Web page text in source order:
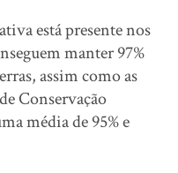
está presente nos
manter 97%
assim como as
Conservação
média de 95% e